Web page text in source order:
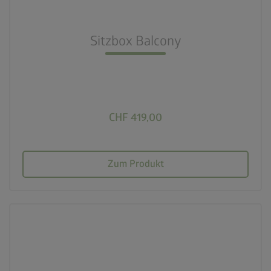
Sitzbox Balcony
CHF 419,00
Zum Produkt
calendar_month